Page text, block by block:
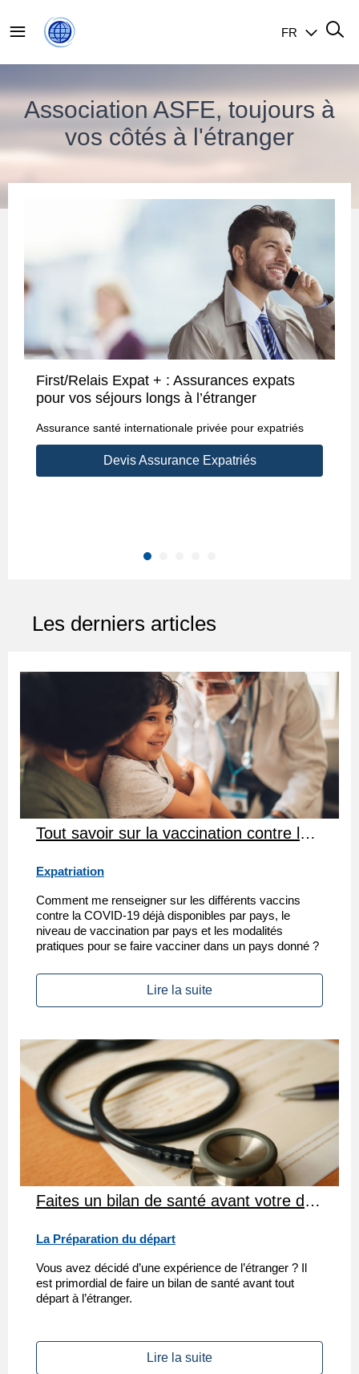
FR
Association ASFE, toujours à
vos côtés à l'étranger
First/Relais Expat + : Assurances expats
pour vos séjours longs à l’étranger
Assurance santé internationale privée pour expatriés
Devis Assurance Expatriés
Les derniers articles
Tout savoir sur la vaccination contre la COVID-19
Expatriation
Comment me renseigner sur les différents vaccins
contre la COVID-19 déjà disponibles par pays, le
niveau de vaccination par pays et les modalités
pratiques pour se faire vacciner dans un pays donné ?
Lire la suite
Faites un bilan de santé avant votre départ !
La Préparation du départ
Vous avez décidé d’une expérience de l’étranger ? Il
est primordial de faire un bilan de santé avant tout
départ à l’étranger.
Lire la suite